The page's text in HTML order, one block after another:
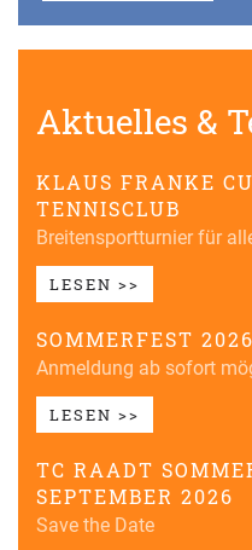
Aktuelles &
KLAUS FRANKE
TENNISCLUB
Breitensportturnier für
LESEN >>
SOMMERFEST 2026
Anmeldung ab sofort
LESEN >>
TC RAADT
SEPTEMBER 2026
Save the Date